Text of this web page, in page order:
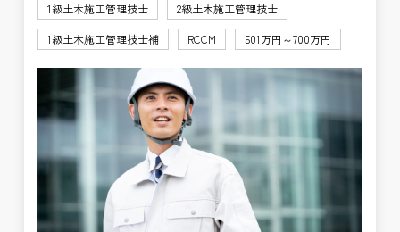
1級土木施工管理技士
2級土木施工管理技士
1級土木施工管理技士補
RCCM 501万円～700万円